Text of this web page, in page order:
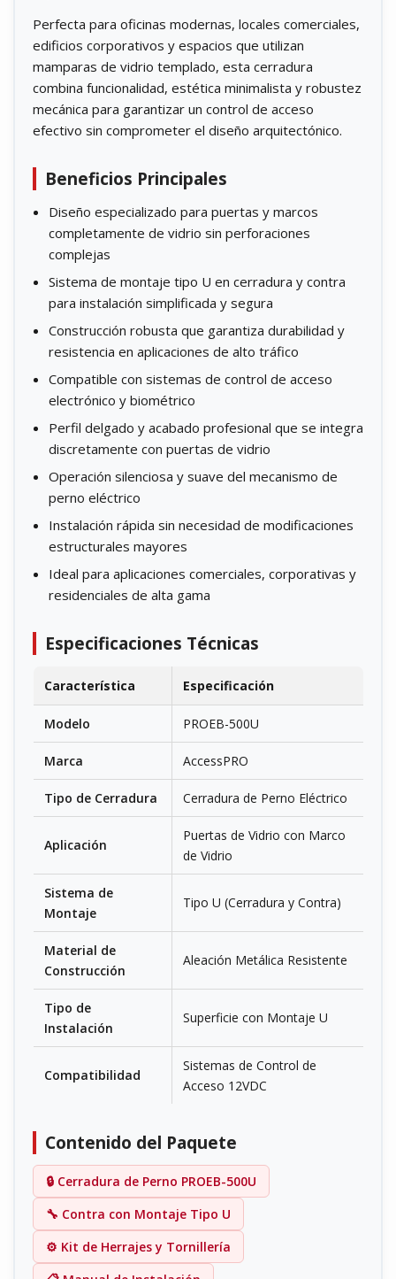
Perfecta para oficinas modernas, locales comerciales,
edificios corporativos y espacios que utilizan
mamparas de vidrio templado, esta cerradura
combina funcionalidad, estética minimalista y robustez
mecánica para garantizar un control de acceso
efectivo sin comprometer el diseño arquitectónico.
Beneficios Principales
Diseño especializado para puertas y marcos
completamente de vidrio sin perforaciones
complejas
Sistema de montaje tipo U en cerradura y contra
para instalación simplificada y segura
Construcción robusta que garantiza durabilidad y
resistencia en aplicaciones de alto tráfico
Compatible con sistemas de control de acceso
electrónico y biométrico
Perfil delgado y acabado profesional que se integra
discretamente con puertas de vidrio
Operación silenciosa y suave del mecanismo de
perno eléctrico
Instalación rápida sin necesidad de modificaciones
estructurales mayores
Ideal para aplicaciones comerciales, corporativas y
residenciales de alta gama
Especificaciones Técnicas
Característica Especificación
Modelo PROEB-500U
Marca AccessPRO
Tipo de Cerradura Cerradura de Perno Eléctrico
Aplicación
Puertas de Vidrio con Marco
de Vidrio
Sistema de
Montaje
Tipo U (Cerradura y Contra)
Material de
Construcción
Aleación Metálica Resistente
Tipo de
Instalación
Superficie con Montaje U
Compatibilidad
Sistemas de Control de
Acceso 12VDC
Contenido del Paquete
🔒 Cerradura de Perno PROEB-500U
🔧 Contra con Montaje Tipo U
⚙️ Kit de Herrajes y Tornillería